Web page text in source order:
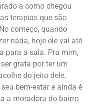
a como chegou
terapias que são
começo, quando
nada, hoje ele vai até
para a sala. Pra mim,
grata por ter um
do jeito dele,
bem-estar e ainda é
a moradora do bairro